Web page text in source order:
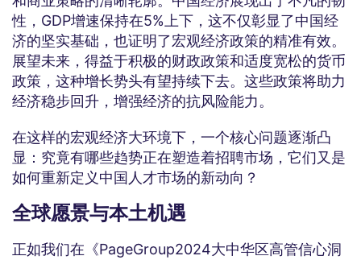
性，GDP增速保持在5%上下，这不仅彰显了中国经
济的坚实基础，也证明了宏观经济政策的精准有效。
展望未来，得益于积极的财政政策和适度宽松的货币
政策，这种增长势头有望持续下去。这些政策将助力
经济稳步回升，增强经济的抗风险能力。
在这样的宏观经济大环境下，一个核心问题逐渐凸
显：究竟有哪些趋势正在塑造着招聘市场，它们又是
如何重新定义中国人才市场的新动向？
全球愿景与本土机遇
正如我们在《PageGroup2024大中华区高管信心洞